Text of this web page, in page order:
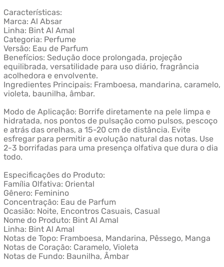
Características:
Marca: Al Absar
Linha: Bint Al Amal
Categoria: Perfume
Versão: Eau de Parfum
Benefícios: Sedução doce prolongada, projeção
equilibrada, versatilidade para uso diário, fragrância
acolhedora e envolvente.
Ingredientes Principais: Framboesa, mandarina, caramelo,
violeta, baunilha, âmbar.
Modo de Aplicação: Borrife diretamente na pele limpa e
hidratada, nos pontos de pulsação como pulsos, pescoço
e atrás das orelhas, a 15-20 cm de distância. Evite
esfregar para permitir a evolução natural das notas. Use
2-3 borrifadas para uma presença olfativa que dura o dia
todo.
Especificações do Produto:
Família Olfativa: Oriental
Gênero: Feminino
Concentração: Eau de Parfum
Ocasião: Noite, Encontros Casuais, Casual
Nome do Produto: Bint Al Amal
Linha: Bint Al Amal
Notas de Topo: Framboesa, Mandarina, Pêssego, Manga
Notas de Coração: Caramelo, Violeta
Notas de Fundo: Baunilha, Âmbar